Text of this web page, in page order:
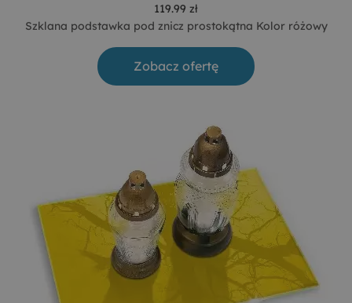
119.99 zł
Szklana podstawka pod znicz prostokątna Kolor różowy
Zobacz ofertę